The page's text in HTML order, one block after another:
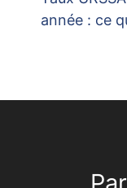
année : ce